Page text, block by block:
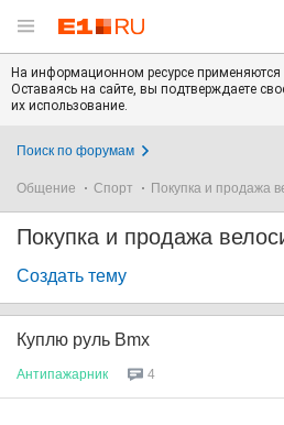
На информационном ресурсе
Оставаясь на сайте, вы подтверждаете
их использование.
Поиск по форумам
Общение Спорт Покупка и продажа
Создать тему
Куплю руль Bmx
Антипажарник 4